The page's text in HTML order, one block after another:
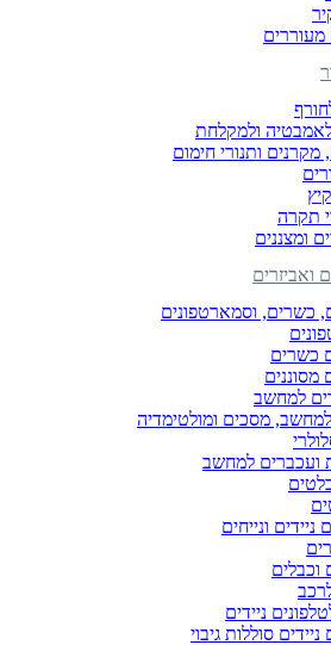
מעוררים
ולמקלחת
מקרנים ותנורי חימום
תקרה
ומצננים
ואביזרים
כשרים, וסמארטפונים
כשרים
מסוננים
למחשב
מסכים ומולטימדיה
ועכברים למחשב
ונייחים
וכבלים
ניידים
סוללות גיבוי